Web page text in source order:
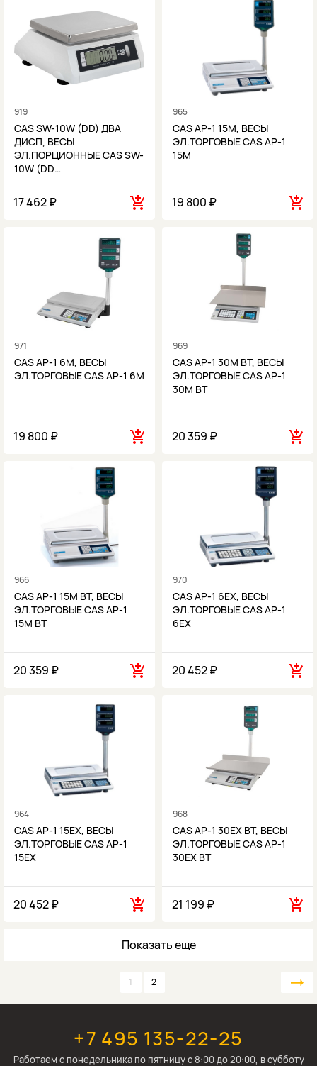
919
CAS SW-10W (DD) ДВА
ДИСП, ВЕСЫ
ЭЛ.ПОРЦИОННЫЕ CAS SW-
10W (DD…
17 462 ₽
965
CAS AP-1 15M, ВЕСЫ
ЭЛ.ТОРГОВЫЕ CAS AP-1
15M
19 800 ₽
971
CAS AP-1 6M, ВЕСЫ
ЭЛ.ТОРГОВЫЕ CAS AP-1 6M
19 800 ₽
969
CAS AP-1 30M BT, ВЕСЫ
ЭЛ.ТОРГОВЫЕ CAS AP-1
30M BT
20 359 ₽
966
CAS AP-1 15M BT, ВЕСЫ
ЭЛ.ТОРГОВЫЕ CAS AP-1
15M BT
20 359 ₽
970
CAS AP-1 6EX, ВЕСЫ
ЭЛ.ТОРГОВЫЕ CAS AP-1
6EX
20 452 ₽
964
CAS AP-1 15EX, ВЕСЫ
ЭЛ.ТОРГОВЫЕ CAS AP-1
15EX
20 452 ₽
968
CAS AP-1 30EX ВТ, ВЕСЫ
ЭЛ.ТОРГОВЫЕ CAS AP-1
30EX ВТ
21 199 ₽
Показать еще
1 2
+7 495 135-22-25
Работаем c понедельника по пятницу с 8:00 до 20:00, в субботу